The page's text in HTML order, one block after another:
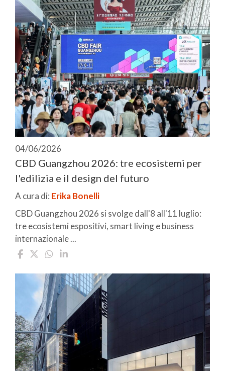
04/06/2026
CBD Guangzhou 2026: tre ecosistemi per
l'edilizia e il design del futuro
A cura di: Erika Bonelli
CBD Guangzhou 2026 si svolge dall'8 all'11 luglio:
tre ecosistemi espositivi, smart living e business
internazionale ...